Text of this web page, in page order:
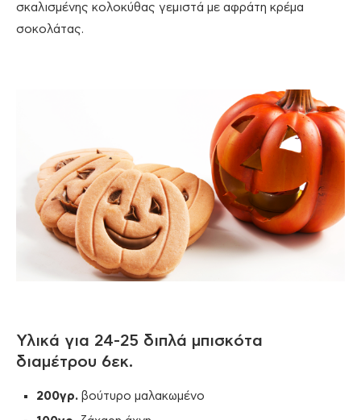
σκαλισμένης κολοκύθας γεμιστά με αφράτη κρέμα
σοκολάτας.
Υλικά για 24-25 διπλά μπισκότα
διαμέτρου 6εκ.
200γρ. βούτυρο μαλακωμένο